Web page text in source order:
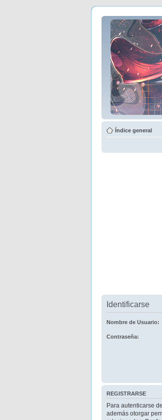
Índice general
Identificarse
Nombre de Usuario:
Contraseña:
REGISTRARSE
Para autenticarse
además otorgar